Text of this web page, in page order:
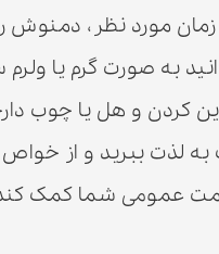
مورد نظر، دمنوش را
به صورت گرم یا
کردن و هل یا چوب
لذت ببرید و از
عمومی شما کمک